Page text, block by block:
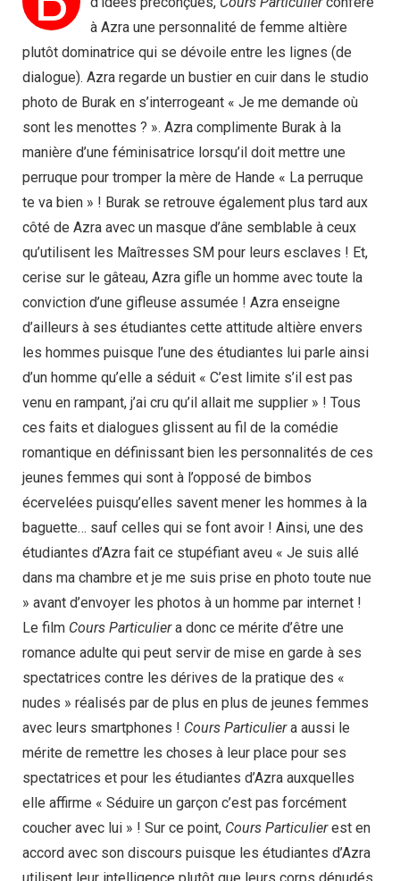
à Azra une personnalité de femme altière
plutôt dominatrice qui se dévoile entre les lignes (de
dialogue). Azra regarde un bustier en cuir dans le studio
photo de Burak en s’interrogeant « Je me demande où
sont les menottes ? ». Azra complimente Burak à la
manière d’une féminisatrice lorsqu’il doit mettre une
perruque pour tromper la mère de Hande « La perruque
te va bien » ! Burak se retrouve également plus tard aux
côté de Azra avec un masque d’âne semblable à ceux
qu’utilisent les Maîtresses SM pour leurs esclaves ! Et,
cerise sur le gâteau, Azra gifle un homme avec toute la
conviction d’une gifleuse assumée ! Azra enseigne
d’ailleurs à ses étudiantes cette attitude altière envers
les hommes puisque l’une des étudiantes lui parle ainsi
d’un homme qu’elle a séduit « C’est limite s’il est pas
venu en rampant, j’ai cru qu’il allait me supplier » ! Tous
ces faits et dialogues glissent au fil de la comédie
romantique en définissant bien les personnalités de ces
jeunes femmes qui sont à l’opposé de bimbos
écervelées puisqu’elles savent mener les hommes à la
baguette… sauf celles qui se font avoir ! Ainsi, une des
étudiantes d’Azra fait ce stupéfiant aveu « Je suis allé
dans ma chambre et je me suis prise en photo toute nue
» avant d’envoyer les photos à un homme par internet !
Le film Cours Particuliera donc ce mérite d’être une
romance adulte qui peut servir de mise en garde à ses
spectatrices contre les dérives de la pratique des «
nudes » réalisés par de plus en plus de jeunes femmes
avec leurs smartphones ! Cours Particuliera aussi le
mérite de remettre les choses à leur place pour ses
spectatrices et pour les étudiantes d’Azra auxquelles
elle affirme « Séduire un garçon c’est pas forcément
coucher avec lui » ! Sur ce point, Cours Particulierest en
accord avec son discours puisque les étudiantes d’Azra